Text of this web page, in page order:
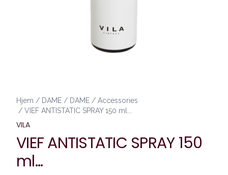
Hjem / DAME / DAME / Accessories
/ VIEF ANTISTATIC SPRAY 150 ml...
VILA
VIEF ANTISTATIC SPRAY 150
ml...